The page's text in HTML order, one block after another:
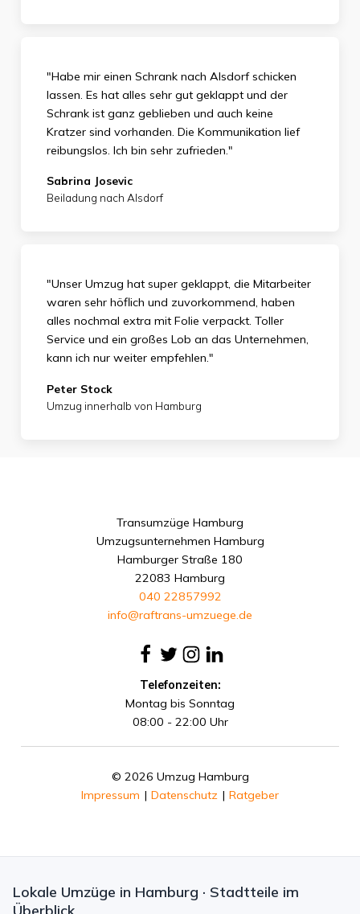
"Habe mir einen Schrank nach Alsdorf schicken
lassen. Es hat alles sehr gut geklappt und der
Schrank ist ganz geblieben und auch keine
Kratzer sind vorhanden. Die Kommunikation lief
reibungslos. Ich bin sehr zufrieden."
Sabrina Josevic
Beiladung nach Alsdorf
"Unser Umzug hat super geklappt, die Mitarbeiter
waren sehr höflich und zuvorkommend, haben
alles nochmal extra mit Folie verpackt. Toller
Service und ein großes Lob an das Unternehmen,
kann ich nur weiter empfehlen."
Peter Stock
Umzug innerhalb von Hamburg
Transumzüge Hamburg
Umzugsunternehmen Hamburg
Hamburger Straße 180
22083 Hamburg
040 22857992
info@raftrans-umzuege.de
Telefonzeiten:
Montag bis Sonntag
08:00 - 22:00 Uhr
© 2026 Umzug Hamburg
Impressum | Datenschutz | Ratgeber
Lokale Umzüge in Hamburg · Stadtteile im